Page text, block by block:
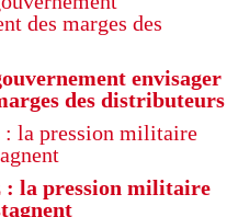
envisager
des distributeurs
: la pression militaire